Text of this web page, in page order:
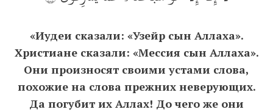
«Иудеи сказали: «Узейр сын Аллаха».
Христиане сказали: «Мессия сын Аллаха».
Они произносят своими устами слова,
похожие на слова прежних неверующих.
Да погубит их Аллах! До чего же они